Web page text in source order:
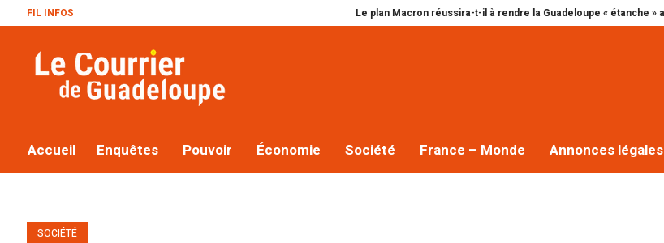
FIL INFOS Le plan Macron réussira-t-il à rendre la Guadeloupe « étanche » au narcotrafic ?
Accueil Enquêtes Pouvoir Économie Société France – Monde Annonces légales
SOCIÉTÉ